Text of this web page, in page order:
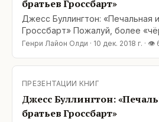
братьев Гроссбарт»
Джесс Буллингтон: «Печальная
Гроссбарт» Пожалуй, более
ещё не попадалось. Главные
грабители могил, разбойники,
средневековой Европе царят
Генри Лайон Олди · 10 дек. 2018 г. · 👁
ПРЕЗЕНТАЦИИ КНИГ
Джесс Буллингтон:
братьев Гроссбарт»